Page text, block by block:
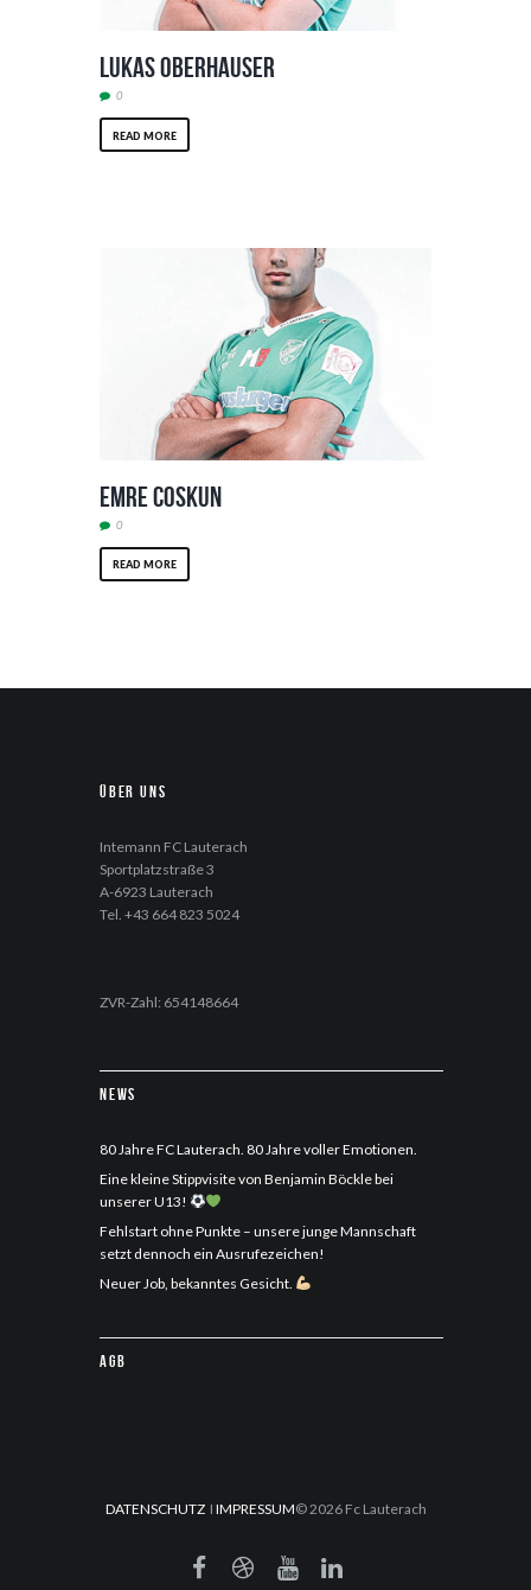
Lukas Oberhauser
0
READ MORE
Emre Coskun
0
READ MORE
Über uns
Intemann FC Lauterach
Sportplatzstraße 3
A-6923 Lauterach
Tel. +43 664 823 5024
ZVR-Zahl: 654148664
News
80 Jahre FC Lauterach. 80 Jahre voller Emotionen.
Eine kleine Stippvisite von Benjamin Böckle bei
unserer U13!
Fehlstart ohne Punkte – unsere junge Mannschaft
setzt dennoch ein Ausrufezeichen!
Neuer Job, bekanntes Gesicht.
AGB
DATENSCHUTZI IMPRESSUM© 2026 Fc Lauterach